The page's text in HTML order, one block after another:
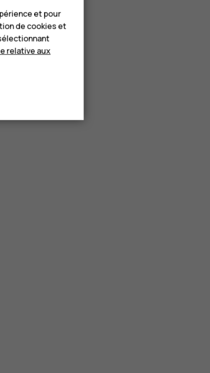
et pour
de cookies et
relative aux